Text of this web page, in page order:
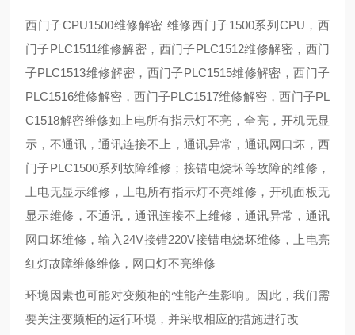
西门子CPU1500维修解密 维修西门子1500系列CPU，西
门子PLC1511维修解密，西门子PLC1512维修解密，西门
子PLC1513维修解密，西门子PLC1515维修解密，西门子
PLC1516维修解密，西门子PLC1517维修解密，西门子PL
C1518解密维修如上电所有指示灯不亮，全亮，开机无显
示，不通讯，通讯连接不上，通讯异常，通讯网口坏，西
门子PLC1500系列故障维修；接错电烧坏等故障的维修，
上电无显示维修，上电所有指示灯不亮维修，开机面板无
显示维修，不通讯，通讯连接不上维修，通讯异常，通讯
网口坏维修，输入24V接错220V接错电烧坏维修，上电亮
红灯故障维修维修，网口灯不亮维修
环境因素也可能对变频柜的性能产生影响。因此，我们需
要关注变频柜的运行环境，并采取相应的措施进行改